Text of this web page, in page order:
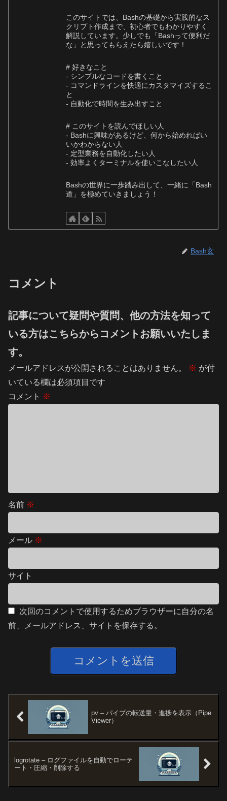
このサイトでは、Bashの基礎から実践的なス
クリプト作成まで、初心者でもわかりやすく
解説しています。少しでも「Bashって便利だ
な」と思ってもらえたら嬉しいです！
# 好きなこと
- シンプルなコードを書くこと
- コマンドラインを快適にカスタマイズするこ
と
- 自動化で時間を生み出すこと
# このサイトを読んでほしい人
- Bashに興味があるけど、何から始めればい
いかわからない人
- 定型業務を自動化したい人
- 効率よくターミナルを使いこなしたい人
Bashの世界に一歩踏み出して、一緒に「Bash
道」を極めていきましょう！
Bash玄
コメント
記事について疑問や質問、他の方法を知って
いる方はこちらからコメントお願いいたしま
す。
メールアドレスが公開されることはありません。 ※ が付
いている欄は必須項目です
コメント ※
名前 ※
メール ※
サイト
次回のコメントで使用するためブラウザーに自分の名
前、メールアドレス、サイトを保存する。
pv – パイプの転送量・進捗を表示（Pipe
Viewer）
logrotate – ログファイルを自動でローテ
ート・圧縮・削除する